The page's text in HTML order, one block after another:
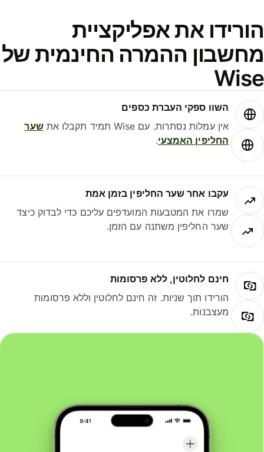
את אפליקציית
ההמרה החינמית של
השוו ספקי העברת כספים
אין עמלות נסתרות. עם Wise תמיד תקבלו את
שער
החליפין האמצעי.
עקבו אחר שער החליפין בזמן אמת
שמרו את המטבעות המועדפים עליכם כדי לבדוק כיצד
שער החליפין משתנה עם הזמן.
חינם לחלוטין, ללא פרסומות
הורידו תוך שניות. זה חינם לחלוטין וללא פרסומות
מעצבנות.